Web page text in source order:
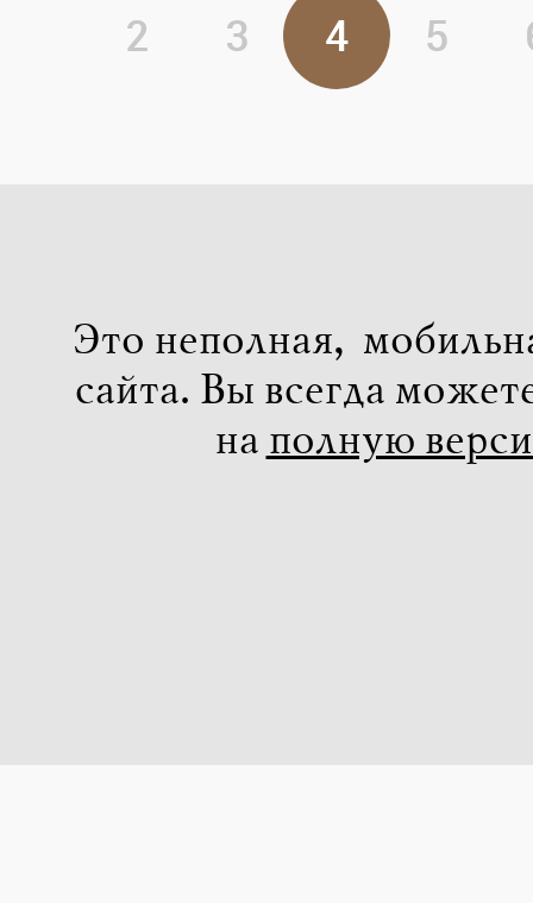
2 3 4 5
Это неполная,
сайта. Вы всегда
на полную